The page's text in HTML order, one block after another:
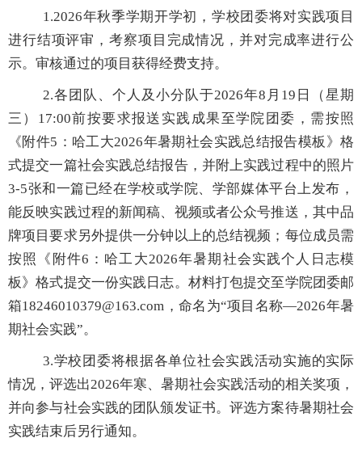
1.2026年秋季学期开学初，学校团委将对实践项目
进行结项评审，考察项目完成情况，并对完成率进行公
示。审核通过的项目获得经费支持。
2.各团队、个人及小分队于2026年8 月 19 日（星期
三） 17:00前按要求报送实践成果至学院团委，需按照
《附件5 ：哈工大2026年暑期社会实践总结报告模板》格
式提交一篇社会实践总结报告，并附上实践过程中的照片
3-5张和一篇已经在学校或学院、学部媒体平台上发布，
能反映实践过程的新闻稿、视频或者公众号推送，其中品
牌项目要求另外提供一分钟以上的总结视频；每位成员需
按照《附件6 ：哈工大2026年暑期社会实践个人日志模
板》格式提交一份实践日志。材料打包提交至学院团委邮
箱18246010379@163.com ，命名为“项目名称—2026年暑
期社会实践”。
3.学校团委将根据各单位社会实践活动实施的实际
情况，评选出2026年寒、暑期社会实践活动的相关奖项，
并向参与社会实践的团队颁发证书。评选方案待暑期社会
实践结束后另行通知。